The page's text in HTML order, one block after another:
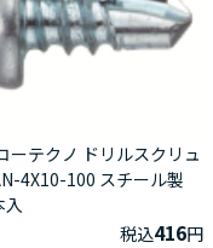
ーテクノ ドリルスクリュ
4X10-100 スチール製
入
税込416円